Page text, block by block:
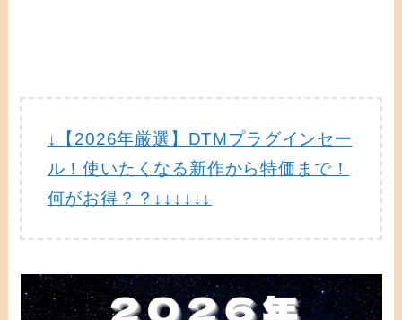
↓【2026年厳選】DTMプラグインセー
ル！使いたくなる新作から特価まで！
何がお得？？↓↓↓↓↓↓